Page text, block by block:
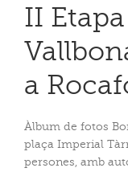
II
a
Àlbum de fotos
plaça Imperial
persones, amb